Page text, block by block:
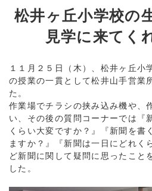
松井ヶ丘小学校の
見学に来てく
１１月２５日（木）、松井ヶ丘小
の授業の一貫として松井山手営業
た。
作業場でチラシの挟み込み機や、
い、その後の質問コーナーでは『
くらい大変ですか？』『新聞を書
ますか？』『新聞は一日にどれく
ど新聞に関して疑問に思ったこと
した。